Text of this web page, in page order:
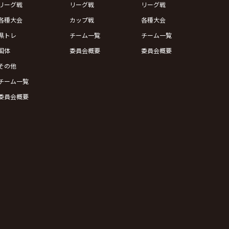
ーグ戦
種大会
トレ
体
の他
ーム一覧
員会概要
リーグ戦
カップ戦
チーム一覧
委員会概要
リーグ戦
各種大会
チーム一覧
委員会概要